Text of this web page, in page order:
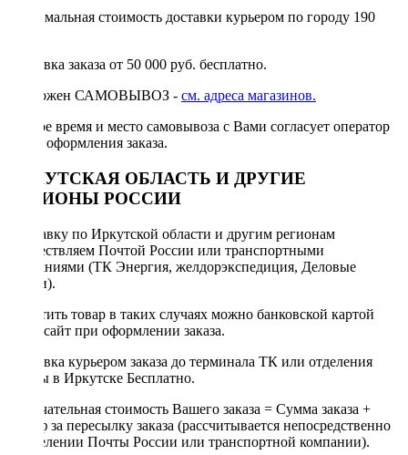
Минимальная стоимость доставки курьером по городу 190
Доставка заказа от 50 000 руб. бесплатно.
Возможен САМОВЫВОЗ - см. адреса магазинов.
Точное время и место самовывоза с Вами согласует оператор
после оформления заказа.
ИРКУТСКАЯ ОБЛАСТЬ И ДРУГИЕ
РЕГИОНЫ РОССИИ
Отправку по Иркутской области и другим регионам
осуществляем Почтой России или транспортными
компаниями (ТК Энергия, желдорэкспедиция, Деловые
линии).
Оплатить товар в таких случаях можно банковской картой
через сайт при оформлении заказа.
Доставка курьером заказа до терминала ТК или отделения
Почты в Иркутске Бесплатно.
Окончательная стоимость Вашего заказа = Сумма заказа +
Тариф за пересылку заказа (рассчитывается непосредственно
в отделении Почты России или транспортной компании).